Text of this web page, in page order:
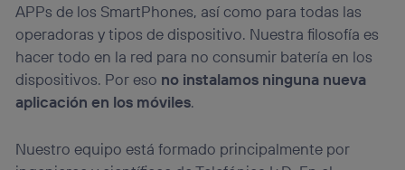
APPs de los SmartPhones, así como para todas las
operadoras y tipos de dispositivo. Nuestra filosofía es
hacer todo en la red para no consumir batería en los
dispositivos. Por eso no instalamos ninguna nueva
aplicación en los móviles.
Nuestro equipo está formado principalmente por